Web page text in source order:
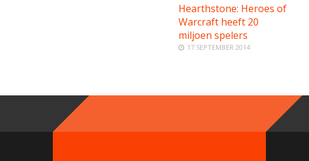
Hearthstone: Heroes of
Warcraft heeft 20
miljoen spelers
17 SEPTEMBER 2014